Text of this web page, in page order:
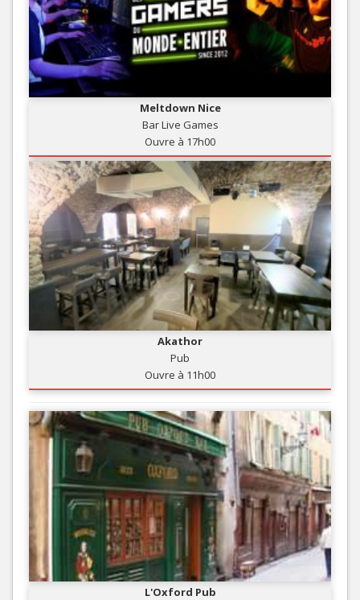
Meltdown Nice
Bar Live Games
Ouvre à 17h00
Akathor
Pub
Ouvre à 11h00
L'Oxford Pub